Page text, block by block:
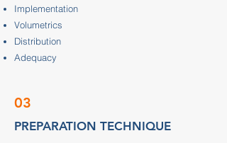
Implementation
Volumetrics
Distribution
Adequacy
03
PREPARATION TECHNIQUE